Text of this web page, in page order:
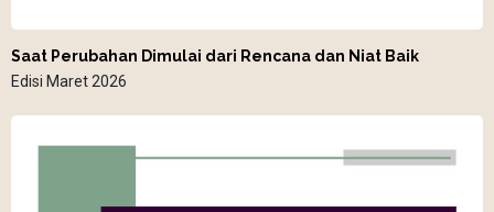
Saat Perubahan Dimulai dari Rencana dan Niat Baik
Edisi Maret 2026